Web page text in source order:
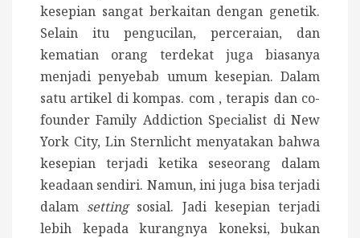
kesepian sangat berkaitan dengan genetik.
Selain itu pengucilan, perceraian, dan
kematian orang terdekat juga biasanya
menjadi penyebab umum kesepian. Dalam
satu artikel di kompas. com , terapis dan co-
founder Family Addiction Specialist di New
York City, Lin Sternlicht menyatakan bahwa
kesepian terjadi ketika seseorang dalam
keadaan sendiri. Namun, ini juga bisa terjadi
dalam settingsosial. Jadi kesepian terjadi
lebih kepada kurangnya koneksi, bukan